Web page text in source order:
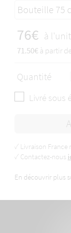
Bouteille 75
76€ à
71.50€à partir
Quantité
Livré sous
✓ Livraison
✓ Contactez-nous
En découvrir plus